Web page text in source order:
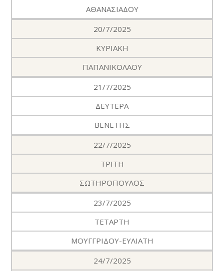
ΑΘΑΝΑΣΙΑΔΟΥ
20/7/2025
ΚΥΡΙΑΚΗ
ΠΑΠΑΝΙΚΟΛΑΟΥ
21/7/2025
ΔΕΥΤΕΡΑ
ΒΕΝΕΤΗΣ
22/7/2025
ΤΡΙΤΗ
ΣΩΤΗΡΟΠΟΥΛΟΣ
23/7/2025
ΤΕΤΑΡΤΗ
ΜΟΥΓΓΡΙΔΟΥ-ΕΥΛΙΑΤΗ
24/7/2025